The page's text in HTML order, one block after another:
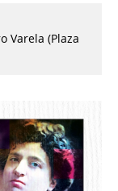
Varela (Plaza